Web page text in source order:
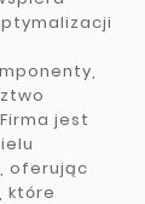
jest
oferując
które